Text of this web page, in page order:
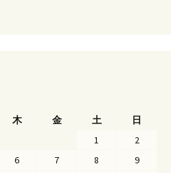
木 金 土
日
1
2
6 7 8
9